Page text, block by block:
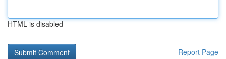
HTML is disabled
Report Page